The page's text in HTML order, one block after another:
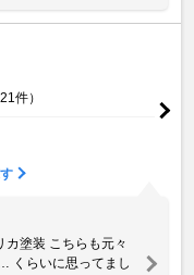
件）
カ塗装 こちらも元々
くらいに思ってまし